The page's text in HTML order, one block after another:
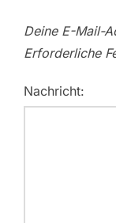
Deine E-Mail-
Erforderliche
Nachricht: